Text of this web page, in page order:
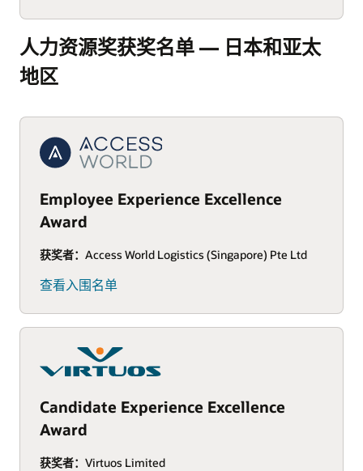
人力资源奖获奖名单 — 日本和亚太
地区
Employee Experience Excellence
Award
获奖者： Access World Logistics (Singapore) Pte Ltd
查看入围名单
Candidate Experience Excellence
Award
获奖者： Virtuos Limited